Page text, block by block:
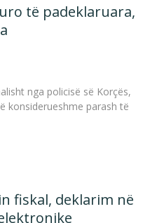
të padeklaruara,
nga policisë së Korçës,
konsiderueshme parash të
fiskal, deklarim në